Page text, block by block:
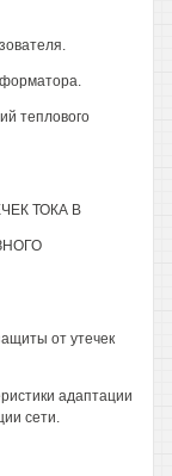
теплового
ТОКА В
от утечек
адаптации
сети.